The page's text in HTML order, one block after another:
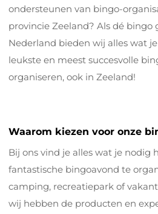
ondersteunen van bingo-
provincie Zeeland? Als dé bingo
Nederland bieden wij alles wat
leukste en meest succesvolle
organiseren, ook in Zeeland!
Waarom kiezen voor onze
Bij ons vind je alles wat je nodig
fantastische bingoavond te
camping, recreatiepark of
wij hebben de producten en